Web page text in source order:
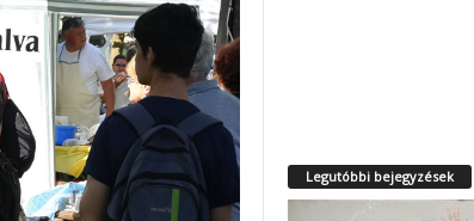
Legutóbbi bejegyzések